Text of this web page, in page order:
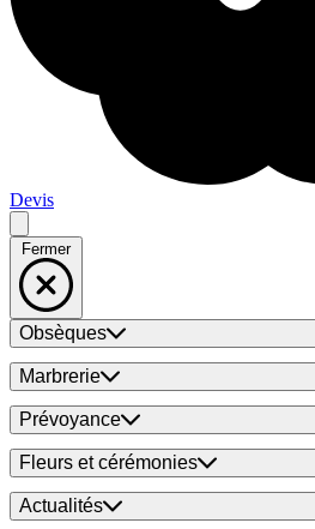
Devis
Fermer
Obsèques
Marbrerie
Prévoyance
Fleurs et cérémonies
Actualités